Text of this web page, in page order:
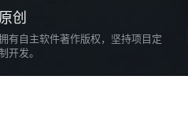
创
有自主软件著作版权，坚持项目定
开发。